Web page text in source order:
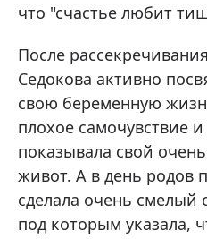
что "счастье любит
После
Седокова активно
свою беременную
плохое самочувствие
показывала свой
живот. А в день родов
сделала очень смелый
под которым указала,